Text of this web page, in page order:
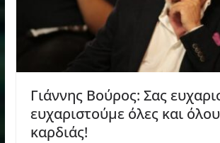
Γιάννης Βούρος: Σας
ευχαριστούμε όλες και
καρδιάς!